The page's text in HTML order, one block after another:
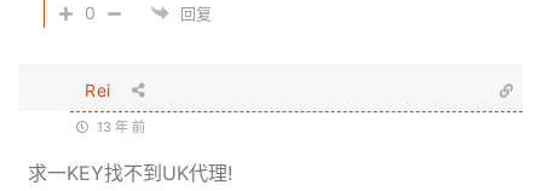
0 回复
Rei
13 年 前
求一KEY找不到UK代理!